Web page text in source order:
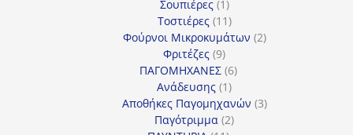
Σουπιέρες 11
προϊόν
Τοστιέρες 1111
προϊόντα
Φούρνοι Μικροκυμάτων 22
Φριτέζες 99
προϊόντα
ΠΑΓΟΜΗΧΑΝΕΣ 66
Ανάδευσης 11
προϊόν
Αποθήκες Παγομηχανών 33
Παγότριμμα 22